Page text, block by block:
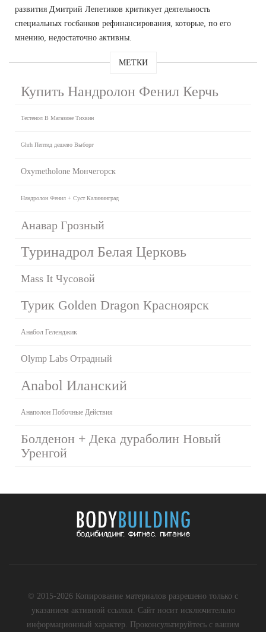
развития Дмитрий Лепетиков критикует деятельность
специальных госбанков рефинансирования, которые, по его
мнению, недостаточно активны.
МЕТКИ
Купить Нандролон Фенил Керчь
Тестенол В Магазине Тихвин
Ghrh Пептид дешево Выборг
Oxymetholone Мончегорск
Нандролон Фенил + Суст Калининград
Анавар Грозный
Туринадрол Белая Церковь
Mass It Чусовой
Турик Golden Dragon Красноярск
Анабол Геленджик
Olymp Labs Отрадный
Anabol Иланский
Анаполон Побочные Действия
Болденон + Дека дураболин Новый
Уренгой
© 2015-2026 Копирование материалов разрешено только с
указанием активной ссылки. Сайт носит исключительно
информационный характер. Проконсультируйтесь с вашим